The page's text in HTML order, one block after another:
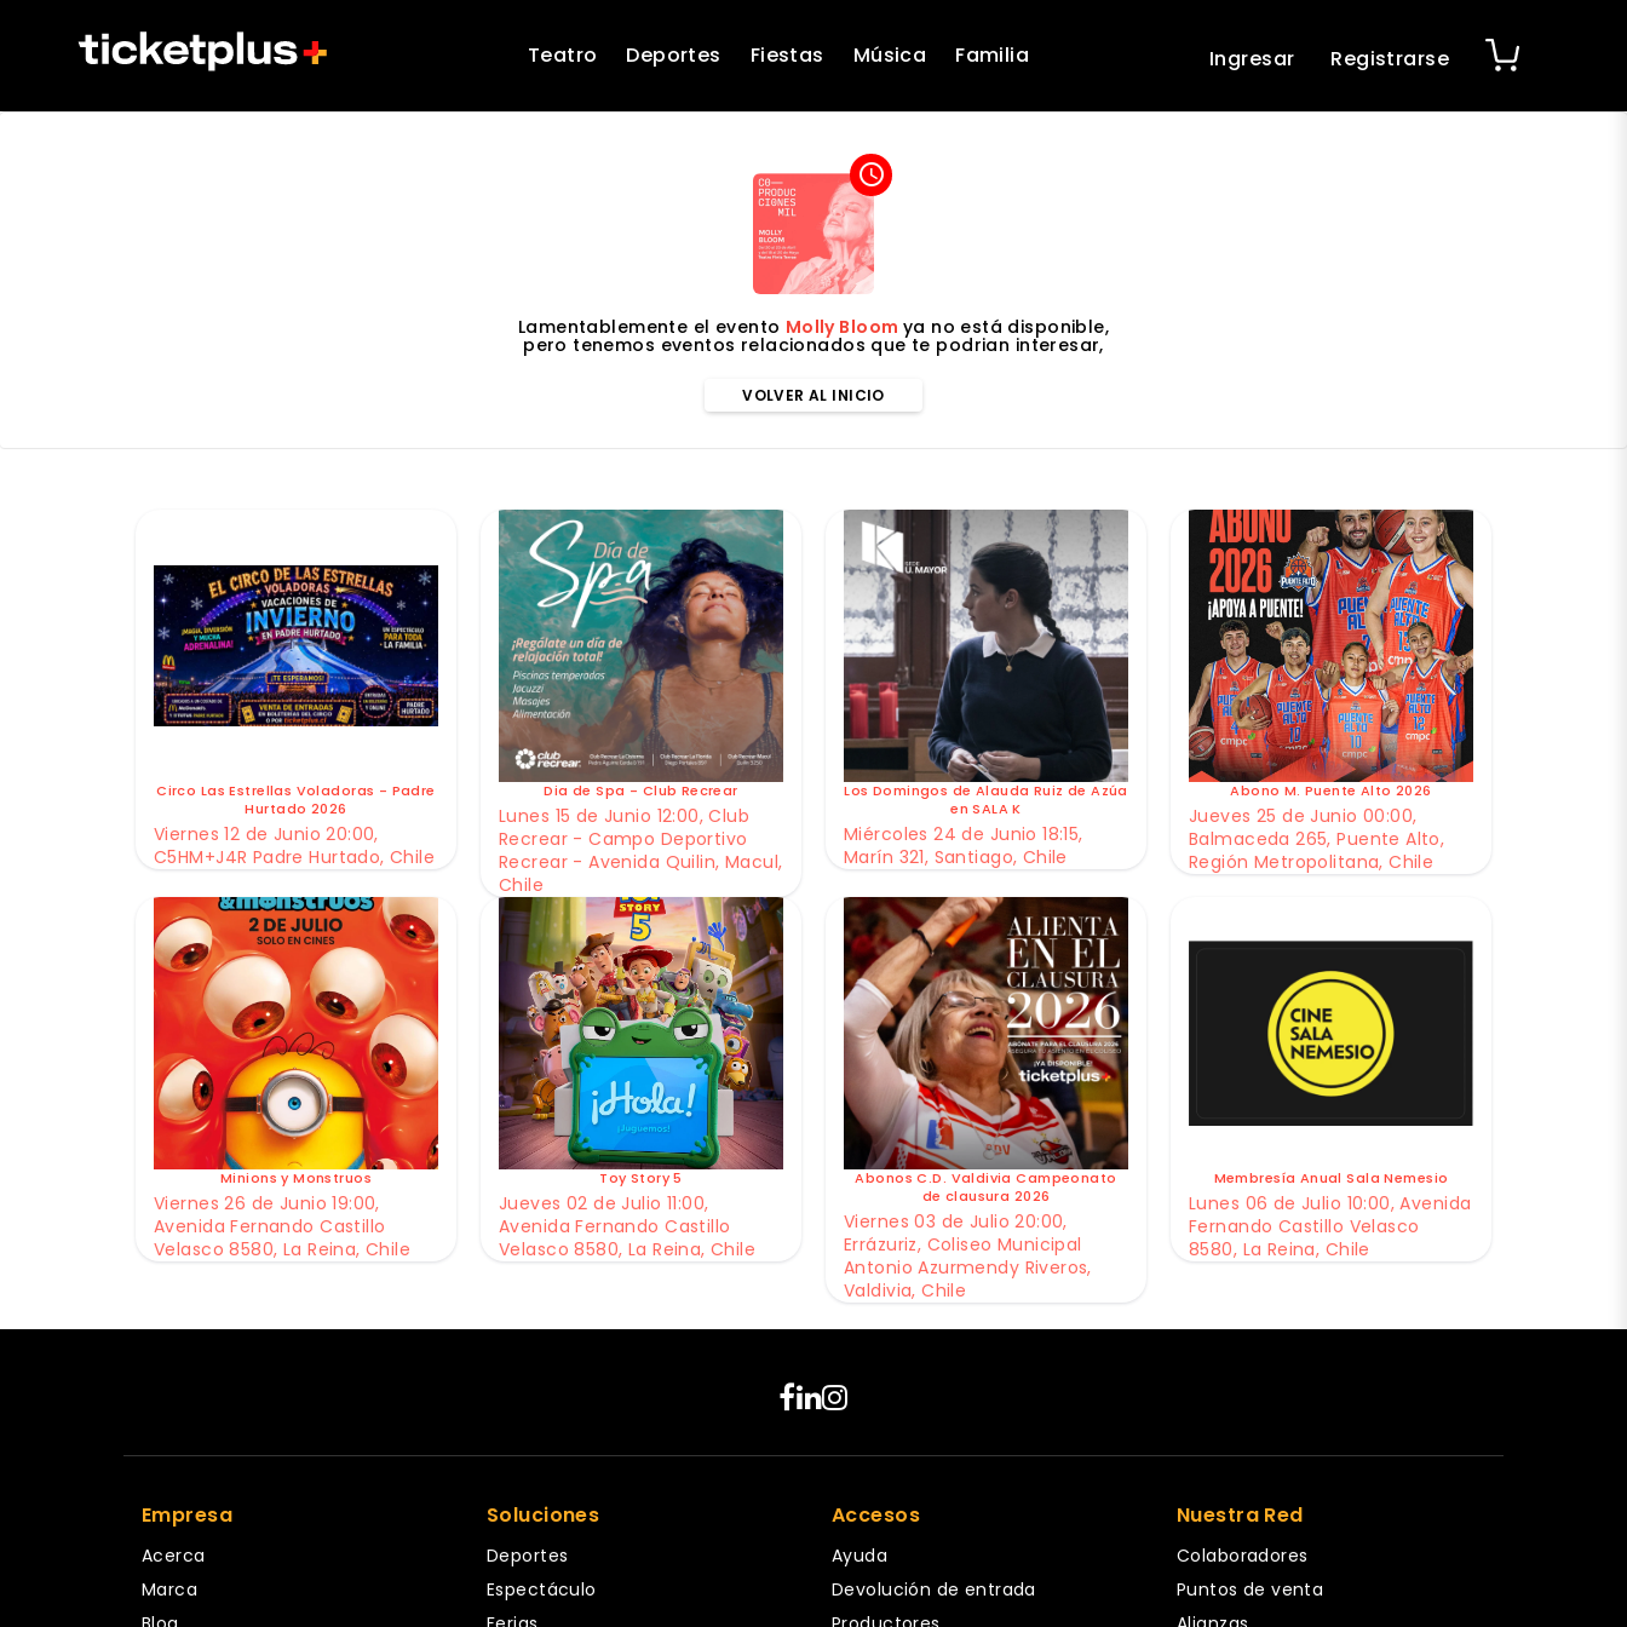
Teatro Deportes Fiestas Música Familia Ingresar Registrarse
access_time
Lamentablemente el evento Molly Bloom ya no está disponible,
pero tenemos eventos relacionados que te podrian interesar,
VOLVER AL INICIO
Circo Las Estrellas Voladoras - Padre
Hurtado 2026
Viernes 12 de Junio 20:00,
C5HM+J4R Padre Hurtado, Chile
Dia de Spa - Club Recrear
Lunes 15 de Junio 12:00, Club
Recrear - Campo Deportivo
Recrear - Avenida Quilin, Macul,
Chile
Los Domingos de Alauda Ruiz de Azúa
en SALA K
Miércoles 24 de Junio 18:15,
Marín 321, Santiago, Chile
Abono M. Puente Alto 2026
Jueves 25 de Junio 00:00,
Balmaceda 265, Puente Alto,
Región Metropolitana, Chile
Minions y Monstruos
Viernes 26 de Junio 19:00,
Avenida Fernando Castillo
Velasco 8580, La Reina, Chile
Toy Story 5
Jueves 02 de Julio 11:00,
Avenida Fernando Castillo
Velasco 8580, La Reina, Chile
Abonos C.D. Valdivia Campeonato
de clausura 2026
Viernes 03 de Julio 20:00,
Errázuriz, Coliseo Municipal
Antonio Azurmendy Riveros,
Valdivia, Chile
Membresía Anual Sala Nemesio
Lunes 06 de Julio 10:00, Avenida
Fernando Castillo Velasco
8580, La Reina, Chile
Empresa
Acerca
Marca
Soluciones
Deportes
Espectáculo
Accesos
Ayuda
Devolución de entrada
Nuestra Red
Colaboradores
Puntos de venta